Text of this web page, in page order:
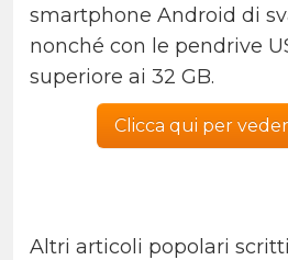
smartphone Android di
nonché con le pendrive
superiore ai 32 GB.
Clicca qui per
Altri articoli popolari